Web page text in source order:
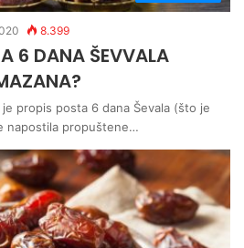
8.399
6 DANA ŠEVVALA
je propis posta 6 dana Ševala (što je
napostila propuštene…